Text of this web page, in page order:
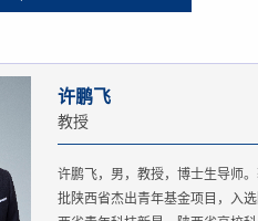
许鹏飞
教授
许鹏飞，男，教授，博士生导师
批陕西省杰出青年基金项目，入